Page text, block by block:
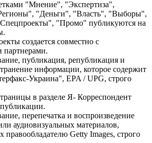
"Мнение", "Экспертиза",
"Деньги", "Власть", "Выборы",
"Промо" публикуются на
создается совместно с
партнерами.
публикация, републикация и
информации, которое содержит
Украина", EPA / UPG, строго
в разделе Я- Корреспондент
публикации.
перепечатка и воспроизведение
аудиовизуальных материалов,
Getty Images, строго